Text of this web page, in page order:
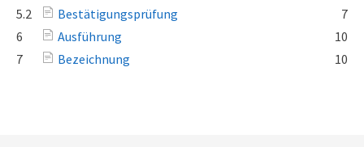
5.2 Bestätigungsprüfung
7
6
Ausführung
10
7
Bezeichnung 10